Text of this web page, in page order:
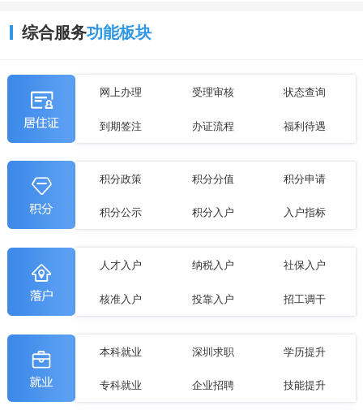
综合服务功能板块
网上办理 受理审核 状态查询
到期签注 办证流程 福利待遇
积分政策 积分分值 积分申请
积分公示 积分入户 入户指标
人才入户 纳税入户 社保入户
核准入户 投靠入户 招工调干
本科就业 深圳求职 学历提升
专科就业 企业招聘 技能提升